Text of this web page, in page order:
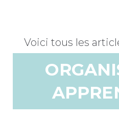
Voici tous les